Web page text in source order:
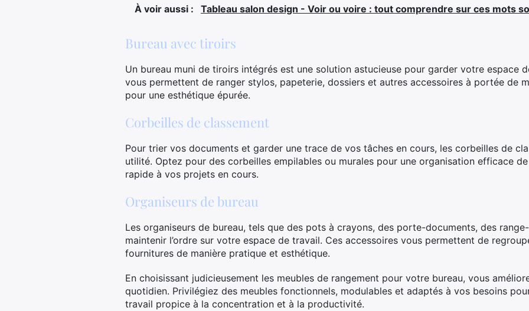
À voir aussi : Tableau salon design - Voir ou voire : tout comprendre sur ces mots
Bureau avec tiroirs
Un bureau muni de tiroirs intégrés est une solution astucieuse pour garder votre espace
vous permettent de ranger stylos, papeterie, dossiers et autres accessoires à portée de
pour une esthétique épurée.
Corbeilles de classement
Pour trier vos documents et garder une trace de vos tâches en cours, les corbeilles de
utilité. Optez pour des corbeilles empilables ou murales pour une organisation efficace
rapide à vos projets en cours.
Organiseurs de bureau
Les organiseurs de bureau, tels que des pots à crayons, des porte-documents, des
maintenir l’ordre sur votre espace de travail. Ces accessoires vous permettent de
fournitures de manière pratique et esthétique.
En choisissant judicieusement les meubles de rangement pour votre bureau, vous
quotidien. Privilégiez des meubles fonctionnels, modulables et adaptés à vos besoins
travail propice à la concentration et à la productivité.